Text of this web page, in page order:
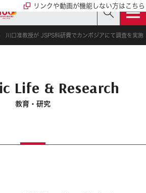
川口准教授が JSPS科研費でカンボジアにて調査を実
Life & Research
教育・研究
リンクや動画が機能しない方はこちら